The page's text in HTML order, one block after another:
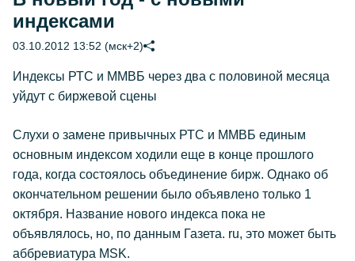
индексами
03.10.2012 13:52 (мск+2)
Индексы РТС и ММВБ через два с половиной месяца
уйдут с биржевой сцены
Слухи о замене привычных РТС и ММВБ единым
основным индексом ходили еще в конце прошлого
года, когда состоялось объединение бирж. Однако об
окончательном решении было объявлено только 1
октября. Название нового индекса пока не
объявлялось, но, по данным Газета. ru, это может быть
аббревиатура MSK.